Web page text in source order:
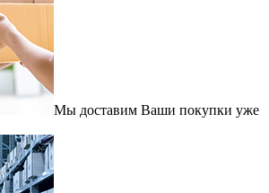
Мы доставим Ваши покупки уже